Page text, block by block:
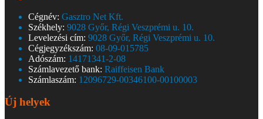
Cégnév: Gasztro Net Kft.
Székhely: 9028 Győr, Régi Veszprémi u. 10.
Levelezési cím: 9028 Győr, Régi Veszprémi u. 10.
Cégjegyzékszám: 08-09-015785
Adószám: 14171341-2-08
Számlavezető bank: Raiffeisen Bank
Számlaszám: 12096729-00346100-00100003
Új helyek